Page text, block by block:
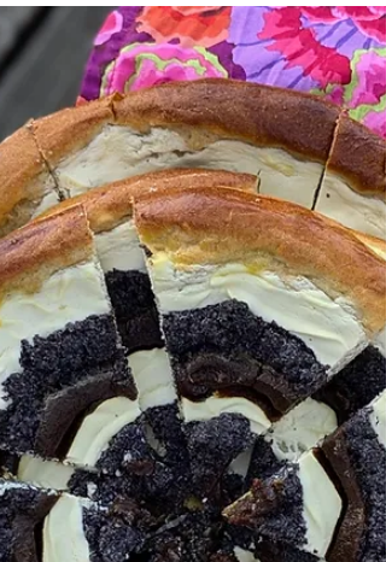
RECEPTY
Maková bábovka
Množství na 1 menší bábovku Bábovka pro
lenochy. Tak bych nazvala tuto makovou
bábovku. Není to žádná nadýchaná
princezna ale hutná krasavice, která zažene
hlad po dlouhé procházce. Hrozně moc mě
na ní baví, že je tam víc máku než mouky. A
pokud milujete mák jako já, pak ji prostě
musíte vyzkoušet. #mák 200 g
#špaldovámouka polohrubá 100 g + na
vysypání formy #cukr 100 g #máslo 150 g
#jedlásoda 1 lžička #vanilka na špičku nože
mletá nebo pár kapek esence #vejce 2 kusy
#máslo